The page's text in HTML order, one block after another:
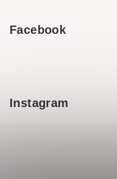
Facebook
Instagram